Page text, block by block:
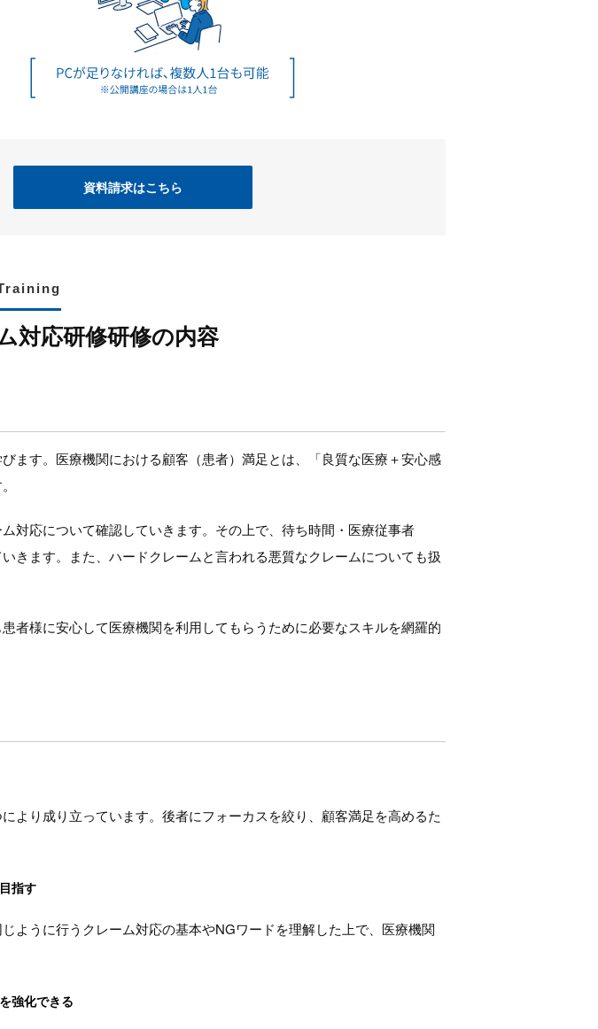
資料請求はこちら
対応研修研修の内容
ます。医療機関における顧客（患者）満足とは、「良質な医療＋安心感
対応について確認していきます。その上で、待ち時間・医療従事者
きます。また、ハードクレームと言われる悪質なクレームについても扱
者様に安心して医療機関を利用してもらうために必要なスキルを網羅的
より成り立っています。後者にフォーカスを絞り、顧客満足を高めるた
指す
ように行うクレーム対応の基本やNGワードを理解した上で、医療機関
強化できる